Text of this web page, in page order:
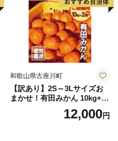
和歌山県古座川町
【訳あり】2S～3Lサイズお
まかせ！有田みかん 10kg+2k
g保証分 11月から12月下旬ま
でに順次発送致します。 / 訳
12,000円